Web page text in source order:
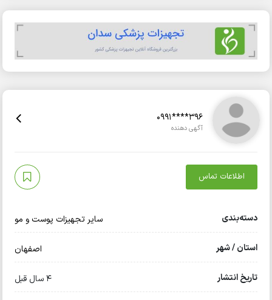
0991****396
آگهی دهنده
اطلاعات تماس
دسته‌بندی سایر تجهیزات پوست و مو
استان / شهر اصفهان
تاریخ انتشار 4 سال قبل